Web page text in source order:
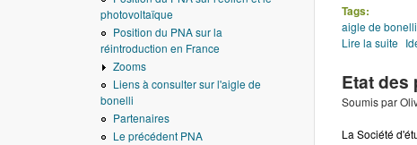
Tags:
aigle de bonelli
Lire la suite
Etat des
Soumis par
La Société
photovoltaïque
Position du PNA sur la
réintroduction en France
Zooms
Liens à consulter sur l'aigle de
bonelli
Partenaires
Le précédent PNA